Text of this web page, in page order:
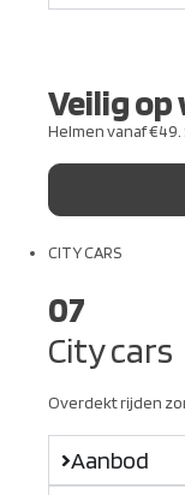
Veilig op
Helmen vanaf €49.
CITY CARS
07
City cars
Overdekt rijden
Aanbod